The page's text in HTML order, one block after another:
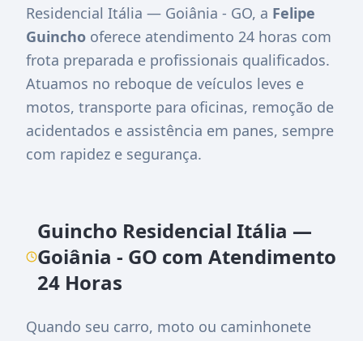
Residencial Itália — Goiânia - GO, a Felipe
Guincho oferece atendimento 24 horas com
frota preparada e profissionais qualificados.
Atuamos no reboque de veículos leves e
motos, transporte para oficinas, remoção de
acidentados e assistência em panes, sempre
com rapidez e segurança.
Guincho Residencial Itália —
Goiânia - GO com Atendimento
24 Horas
Quando seu carro, moto ou caminhonete